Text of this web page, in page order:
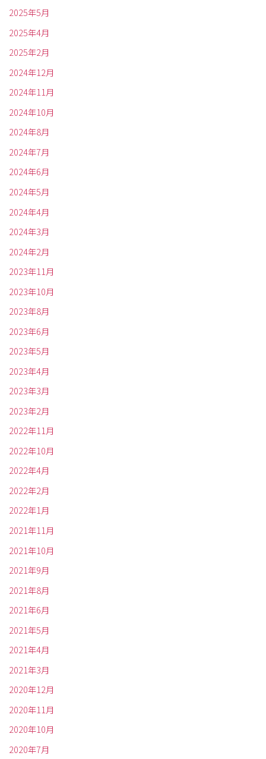
2025年5月
2025年4月
2025年2月
2024年12月
2024年11月
2024年10月
2024年8月
2024年7月
2024年6月
2024年5月
2024年4月
2024年3月
2024年2月
2023年11月
2023年10月
2023年8月
2023年6月
2023年5月
2023年4月
2023年3月
2023年2月
2022年11月
2022年10月
2022年4月
2022年2月
2022年1月
2021年11月
2021年10月
2021年9月
2021年8月
2021年6月
2021年5月
2021年4月
2021年3月
2020年12月
2020年11月
2020年10月
2020年7月